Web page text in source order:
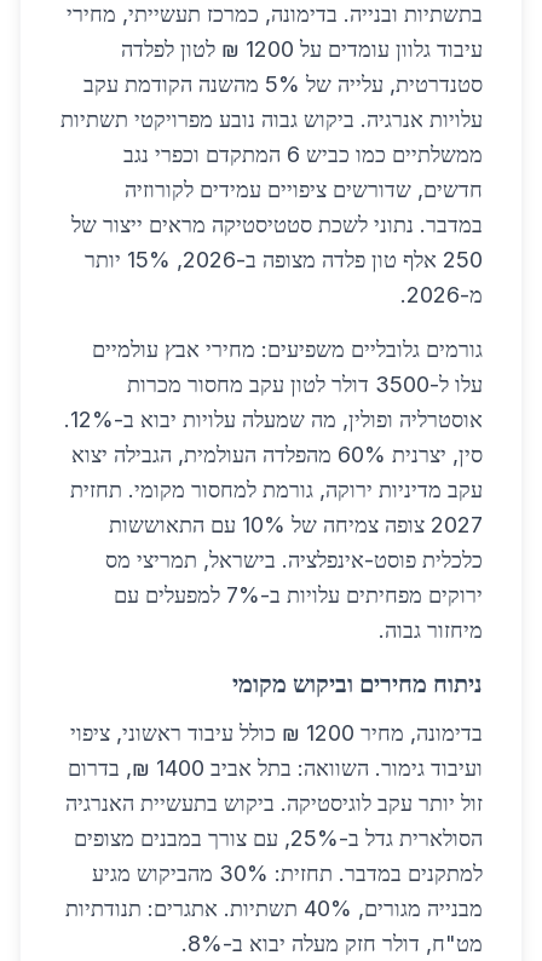
בתשתיות ובנייה. בדימונה, כמרכז תעשייתי, מחירי
עיבוד גלוון עומדים על 1200 ₪ לטון לפלדה
סטנדרטית, עלייה של 5% מהשנה הקודמת עקב
עלויות אנרגיה. ביקוש גבוה נובע מפרויקטי תשתיות
ממשלתיים כמו כביש 6 המתקדם וכפרי נגב
חדשים, שדורשים ציפויים עמידים לקורוזיה
במדבר. נתוני לשכת סטטיסטיקה מראים ייצור של
250 אלף טון פלדה מצופה ב-2026, 15% יותר
מ-2026.
גורמים גלובליים משפיעים: מחירי אבץ עולמיים
עלו ל-3500 דולר לטון עקב מחסור מכרות
אוסטרליה ופולין, מה שמעלה עלויות יבוא ב-12%.
סין, יצרנית 60% מהפלדה העולמית, הגבילה יצוא
עקב מדיניות ירוקה, גורמת למחסור מקומי. תחזית
2027 צופה צמיחה של 10% עם התאוששות
כלכלית פוסט-אינפלציה. בישראל, תמריצי מס
ירוקים מפחיתים עלויות ב-7% למפעלים עם
מיחזור גבוה.
ניתוח מחירים וביקוש מקומי
בדימונה, מחיר 1200 ₪ כולל עיבוד ראשוני, ציפוי
ועיבוד גימור. השוואה: בתל אביב 1400 ₪, בדרום
זול יותר עקב לוגיסטיקה. ביקוש בתעשיית האנרגיה
הסולארית גדל ב-25%, עם צורך במבנים מצופים
למתקנים במדבר. תחזית: 30% מהביקוש מגיע
מבנייה מגורים, 40% תשתיות. אתגרים: תנודתיות
מט"ח, דולר חזק מעלה יבוא ב-8%.